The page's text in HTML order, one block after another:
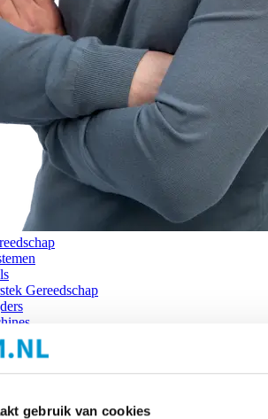
gebruik van cookies
Gereedschap